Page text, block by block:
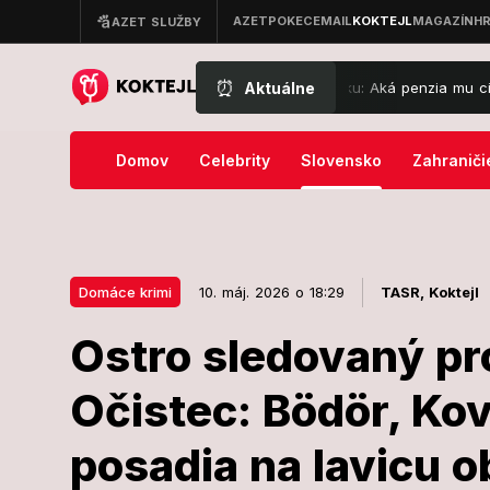
⏰ Aktuálne
Kiska je oficiálne na dôchodku: Aká penzia mu cinkne na
Domov Celebrity Slovensko
Domáce krimi 10. máj. 2026 o 18:29 TASR, Koktejl
Ostro sledovaný
Očistec: Bödör,
posadia na lavicu
Domáce krimi
Ostro